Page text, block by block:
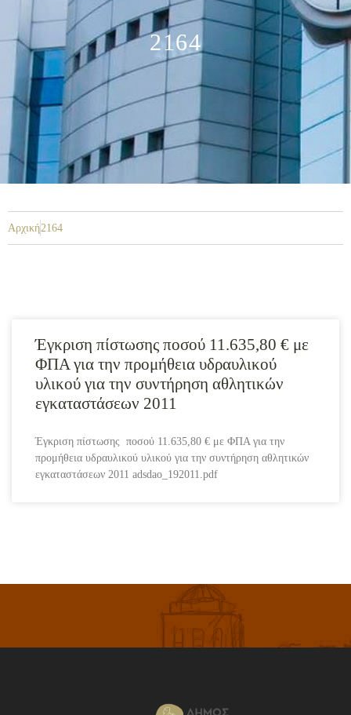
2164
Αρχική2164
Έγκριση πίστωσης ποσού 11.635,80 € με
ΦΠΑ για την προμήθεια υδραυλικού
υλικού για την συντήρηση αθλητικών
εγκαταστάσεων 2011
Έγκριση πίστωσης ποσού 11.635,80 € με ΦΠΑ για την
προμήθεια υδραυλικού υλικού για την συντήρηση αθλητικών
εγκαταστάσεων 2011 adsdao_192011.pdf